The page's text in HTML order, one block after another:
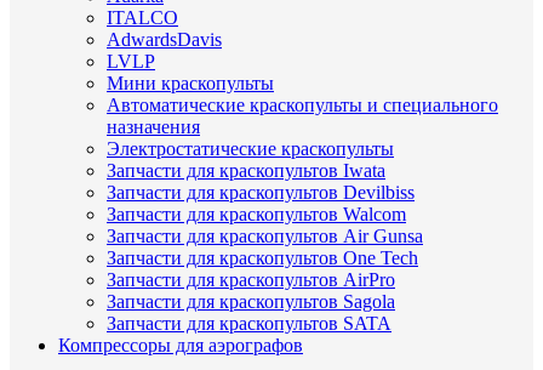
ITALCO
AdwardsDavis
LVLP
Мини краскопульты
Автоматические краскопульты и специального
назначения
Электростатические краскопульты
Запчасти для краскопультов Iwata
Запчасти для краскопультов Devilbiss
Запчасти для краскопультов Walcom
Запчасти для краскопультов Air Gunsa
Запчасти для краскопультов One Tech
Запчасти для краскопультов AirPro
Запчасти для краскопультов Sagola
Запчасти для краскопультов SATA
Компрессоры для аэрографов